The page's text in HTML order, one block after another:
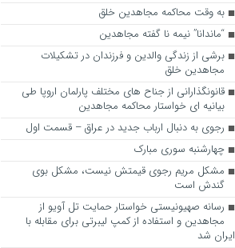
به وقت محاکمه مجاهدین خلق
“ماندانا” نیمه نا گفته مجاهدین
برشی از زندگی والدین و فرزندان در تشکیلات
مجاهدین خلق
قانونگذارانی از جناح های مختلف پارلمان اروپا طی
بیانیه ای خواستار محاکمه مجاهدین
رجوی به دنبال ارباب جدید در عراق – قسمت اول
چهارشنبه سوری مبارک
مشکل مریم رجوی قیمتش نیست، مشکل بوی
گندش است
رسانه صهیونیستی خواستار حمایت تل آویو از
مجاهدین و استفاده از کمپ لیبرتی برای مقابله با
ایران شد